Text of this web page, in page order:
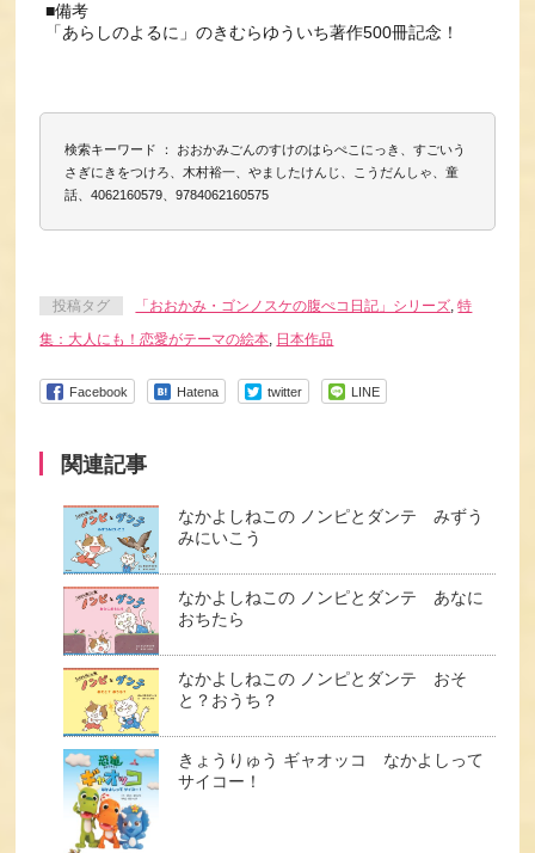
■備考
「あらしのよるに」のきむらゆういち著作500冊記念！
検索キーワード ： おおかみごんのすけのはらぺこにっき、すごいう
さぎにきをつけろ、木村裕一、やましたけんじ、こうだんしゃ、童
話、4062160579、9784062160575
投稿タグ 「おおかみ・ゴンノスケの腹ぺコ日記」シリーズ,特
集：大人にも！恋愛がテーマの絵本, 日本作品
Facebook Hatena twitter LINE
関連記事
なかよしねこの ノンピとダンテ みずう
みにいこう
なかよしねこの ノンピとダンテ あなに
おちたら
なかよしねこの ノンピとダンテ おそ
と？おうち？
きょうりゅう ギャオッコ なかよしって
サイコー！